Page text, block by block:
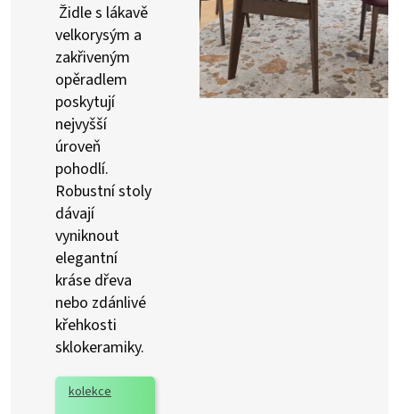
Židle s lákavě
velkorysým a
zakřiveným
opěradlem
poskytují
nejvyšší
úroveň
pohodlí.‎
Robustní stoly
dávají
vyniknout
elegantní
kráse dřeva
nebo zdánlivé
křehkosti
sklokeramiky.
kolekce